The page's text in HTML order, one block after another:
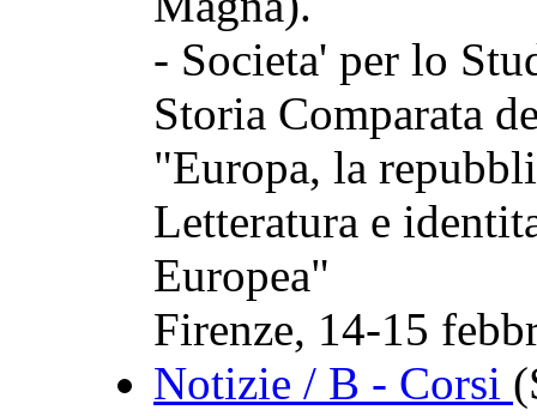
- Societa' per lo
Storia Comparata
"Europa, la
Letteratura e
Europea"
Firenze, 14-15
Notizie / B - Corsi